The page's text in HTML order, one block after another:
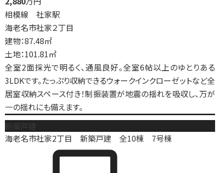
相模線 社家駅
海老名市社家２丁目
建物：87.48㎡
土地：101.81㎡
全室2面採光で明るく、通風良好。全室6帖以上のゆとりある
3LDKです。たっぷり収納できるウォークインクローゼットなど全
居室収納スペース付き！制振装置が地震の揺れを吸収し、万が
一の揺れにも備えます。
海老名市社家2丁目 新築戸建 全10棟 7号棟